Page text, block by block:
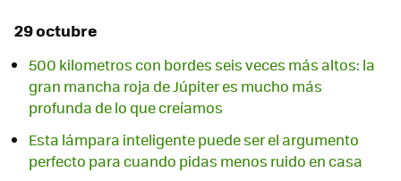
29 octubre
500 kilometros con bordes seis veces más altos: la
gran mancha roja de Júpiter es mucho más
profunda de lo que creíamos
Esta lámpara inteligente puede ser el argumento
perfecto para cuando pidas menos ruido en casa